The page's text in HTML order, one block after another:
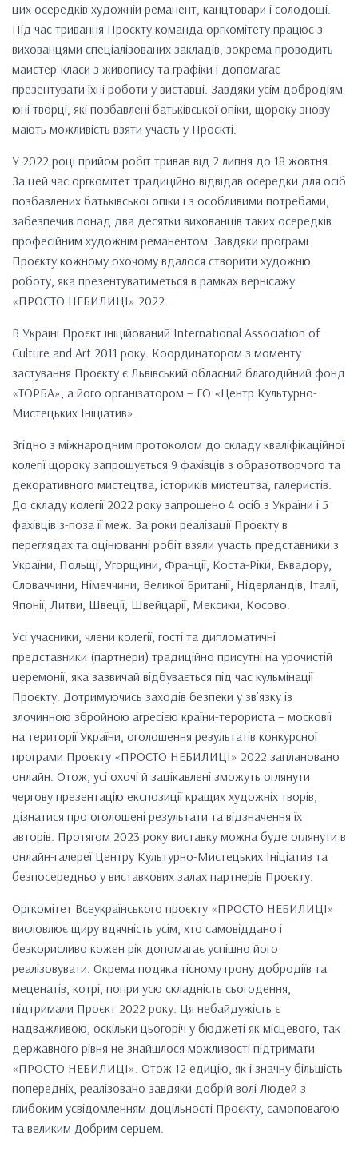
цих осередків художній реманент, канцтовари і солодощі.
Під час тривання Проєкту команда оргкомітету працює з
вихованцями спеціалізованих закладів, зокрема проводить
майстер-класи з живопису та графіки і допомагає
презентувати їхні роботи у виставці. Завдяки усім добродіям
юні творці, які позбавлені батьківської опіки, щороку знову
мають можливість взяти участь у Проєкті.
У 2022 році прийом робіт тривав від 2 липня до 18 жовтня.
За цей час оргкомітет традиційно відвідав осередки для осіб
позбавлених батьківської опіки і з особливими потребами,
забезпечив понад два десятки вихованців таких осередків
професійним художнім реманентом. Завдяки програмі
Проєкту кожному охочому вдалося створити художню
роботу, яка презентуватиметься в рамках вернісажу
«ПРОСТО НЕБИЛИЦІ» 2022.
В Україні Проєкт ініційований International Association of
Culture and Art 2011 року. Координатором з моменту
застування Проєкту є Львівський обласний благодійний фонд
«ТОРБА», а його організатором – ГО «Центр Культурно-
Мистецьких Ініціатив».
Згідно з міжнародним протоколом до складу кваліфікаційної
колегії щороку запрошується 9 фахівців з образотворчого та
декоративного мистецтва, істориків мистецтва, галеристів.
До складу колегії 2022 року запрошено 4 осіб з України і 5
фахівців з-поза її меж. За роки реалізації Проєкту в
переглядах та оцінюванні робіт взяли участь представники з
України, Польщі, Угорщини, Франції, Коста-Ріки, Еквадору,
Словаччини, Німеччини, Великої Британії, Нідерландів, Італії,
Японії, Литви, Швеції, Швейцарії, Мексики, Косово.
Усі учасники, члени колегії, гості та дипломатичні
представники (партнери) традиційно присутні на урочистій
церемонії, яка зазвичай відбувається під час кульмінації
Проєкту. Дотримуючись заходів безпеки у зв’язку із
злочинною збройною агресією країни-терориста – московії
на території України, оголошення результатів конкурсної
програми Проєкту «ПРОСТО НЕБИЛИЦІ» 2022 заплановано
онлайн. Отож, усі охочі й зацікавлені зможуть оглянути
чергову презентацію експозиції кращих художніх творів,
дізнатися про оголошені результати та відзначення їх
авторів. Протягом 2023 року виставку можна буде оглянути в
онлайн-галереї Центру Культурно-Мистецьких Ініціатив та
безпосередньо у виставкових залах партнерів Проєкту.
Оргкомітет Всеукраїнського проєкту «ПРОСТО НЕБИЛИЦІ»
висловлює щиру вдячність усім, хто самовіддано і
безкорисливо кожен рік допомагає успішно його
реалізовувати. Окрема подяка тісному грону добродіїв та
меценатів, котрі, попри усю складність сьогодення,
підтримали Проєкт 2022 року. Ця небайдужість є
надважливою, оскільки цьогоріч у бюджеті як місцевого, так
державного рівня не знайшлося можливості підтримати
«ПРОСТО НЕБИЛИЦІ». Отож 12 едицію, як і значну більшість
попередніх, реалізовано завдяки добрій волі Людей з
глибоким усвідомленням доцільності Проєкту, самоповагою
та великим Добрим серцем.